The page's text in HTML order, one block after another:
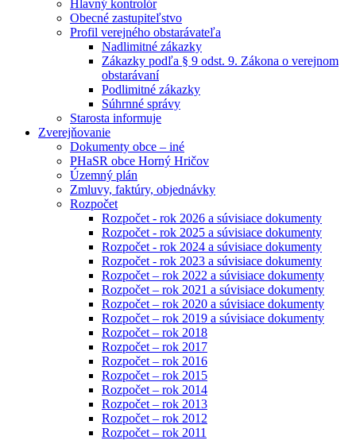
Hlavný kontrolór
Obecné zastupiteľstvo
Profil verejného obstarávateľa
Nadlimitné zákazky
Zákazky podľa § 9 odst. 9. Zákona o verejnom
obstarávaní
Podlimitné zákazky
Súhrnné správy
Starosta informuje
Zverejňovanie
Dokumenty obce – iné
PHaSR obce Horný Hričov
Územný plán
Zmluvy, faktúry, objednávky
Rozpočet
Rozpočet - rok 2026 a súvisiace dokumenty
Rozpočet - rok 2025 a súvisiace dokumenty
Rozpočet - rok 2024 a súvisiace dokumenty
Rozpočet - rok 2023 a súvisiace dokumenty
Rozpočet – rok 2022 a súvisiace dokumenty
Rozpočet – rok 2021 a súvisiace dokumenty
Rozpočet – rok 2020 a súvisiace dokumenty
Rozpočet – rok 2019 a súvisiace dokumenty
Rozpočet – rok 2018
Rozpočet – rok 2017
Rozpočet – rok 2016
Rozpočet – rok 2015
Rozpočet – rok 2014
Rozpočet – rok 2013
Rozpočet – rok 2012
Rozpočet – rok 2011